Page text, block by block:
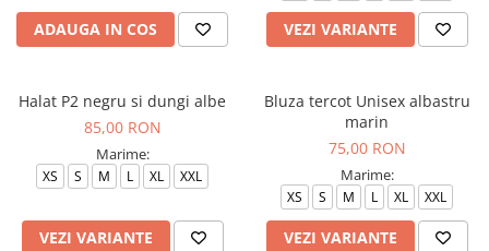
Sorturi restaurante
Tricouri de lucru
Bonete
ACCESORII
Noutati
ADAUGA IN COS VEZI VARIANTE
Halat P2 negru si dungi albe
85,00 RON
Marime:
XS S M L XL XXL
VEZI VARIANTE
Bluza tercot Unisex albastru
marin
75,00 RON
Marime:
XS S M L XL XXL
VEZI VARIANTE